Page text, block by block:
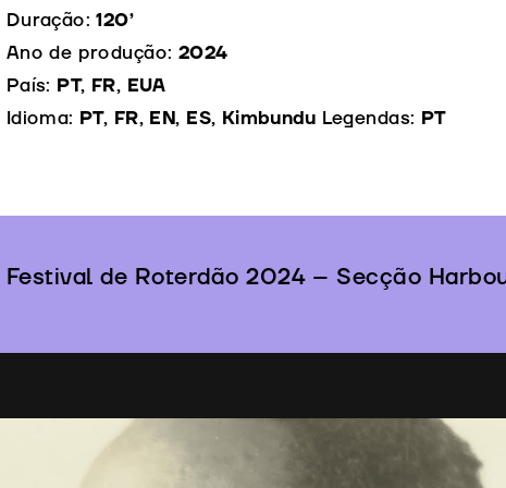
Duração:120’
Ano de produção: 2024
País: PT, FR, EUA
Idioma: PT, FR, EN, ES, Kimbundu Legendas: PT
Festival de Roterdão 2024 – Secção